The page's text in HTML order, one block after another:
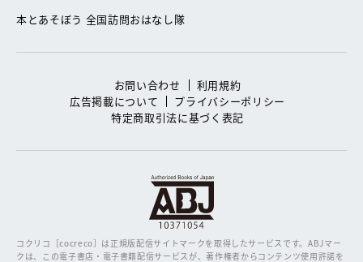
本とあそぼう 全国訪問おはなし隊
お問い合わせ
利用規約
広告掲載について
プライバシーポリシー
特定商取引法に基づく表記
コクリコ［cocreco］は正規版配信サイトマークを取得したサービスです。ABJマー
クは、この電子書店・電子書籍配信サービスが、著作権者からコンテンツ使用許諾を